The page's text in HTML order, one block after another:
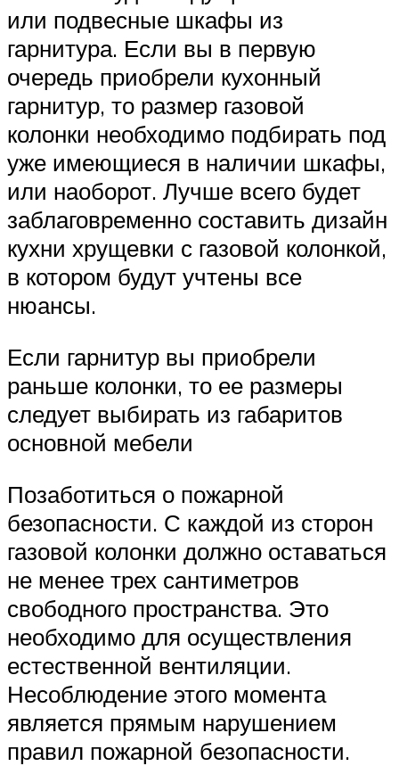
или подвесные шкафы из
гарнитура. Если вы в первую
очередь приобрели кухонный
гарнитур, то размер газовой
колонки необходимо подбирать под
уже имеющиеся в наличии шкафы,
или наоборот. Лучше всего будет
заблаговременно составить дизайн
кухни хрущевки с газовой колонкой,
в котором будут учтены все
нюансы.
Если гарнитур вы приобрели
раньше колонки, то ее размеры
следует выбирать из габаритов
основной мебели
Позаботиться о пожарной
безопасности. С каждой из сторон
газовой колонки должно оставаться
не менее трех сантиметров
свободного пространства. Это
необходимо для осуществления
естественной вентиляции.
Несоблюдение этого момента
является прямым нарушением
правил пожарной безопасности.